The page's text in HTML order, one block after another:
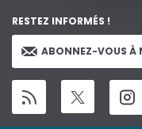
RESTEZ INFORMÉS !
ABONNEZ-VOUS À